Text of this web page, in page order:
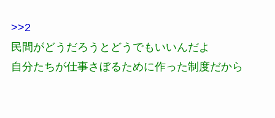
>>2
民間がどうだろうとどうでもいいんだよ
自分たちが仕事さぼるために作った制度だから